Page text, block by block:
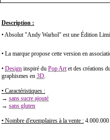
Description :
• Absolut "Andy Warhol" est une Édition
• La marque propose cette version en
• Design inspiré du Pop Artet des créations
graphismes en 3D.
• Caractéristiques :
→ sans sucre ajouté
→ sans gluten
• Nombre d'exemplaires à la vente : 4.000.000